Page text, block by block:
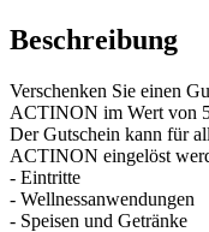
Beschreibung
Verschenken Sie einen
ACTINON im Wert von
Der Gutschein kann für
ACTINON eingelöst
- Eintritte
- Wellnessanwendungen
- Speisen und Getränke